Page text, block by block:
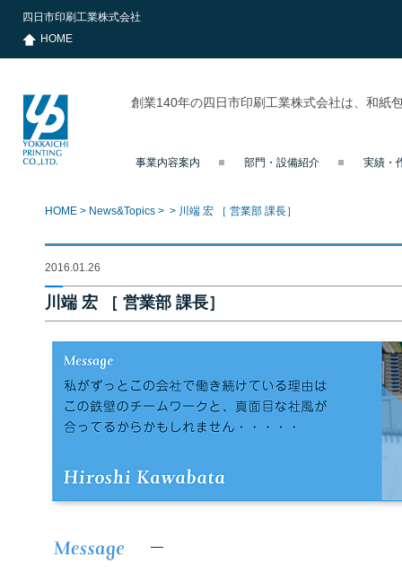
四日市印刷工業株式会社
HOME
創業140年の四日市印刷工業株式会社は、和紙
事業内容案内 部門・設備紹介 実績・
HOME > News&Topics > > 川端 宏 ［ 営業部 課長］
2016.01.26
川端 宏 ［ 営業部 課長］
—